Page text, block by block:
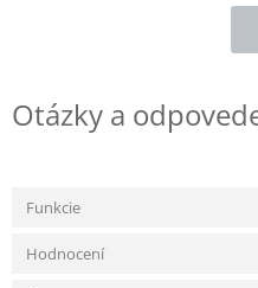
Otázky a
Funkcie
Hodnocení